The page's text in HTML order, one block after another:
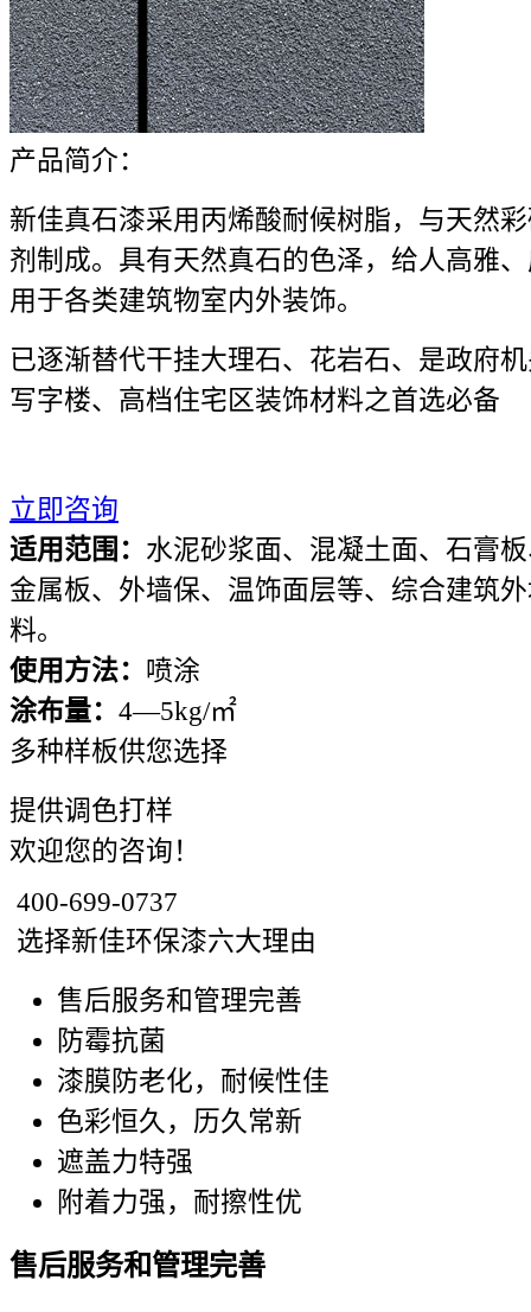
产品简介：
新佳真石漆采用丙烯酸耐候树脂，与天然
剂制成。具有天然真石的色泽，给人高雅
用于各类建筑物室内外装饰。
已逐渐替代干挂大理石、花岩石、是政府
写字楼、高档住宅区装饰材料之首选必备
立即咨询
适用范围： 水泥砂浆面、混凝土面、石膏
金属板、外墙保、温饰面层等、综合建筑
料。
使用方法： 喷涂
涂布量： 4—5kg/㎡
多种样板供您选择
提供调色打样
欢迎您的咨询！
400-699-0737
选择新佳环保漆六大理由
售后服务和管理完善
防霉抗菌
漆膜防老化，耐候性佳
色彩恒久，历久常新
遮盖力特强
附着力强，耐擦性优
售后服务和管理完善